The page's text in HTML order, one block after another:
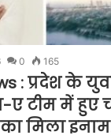
0 165
: प्रदेश के
ए टीम में हुए
का मिला